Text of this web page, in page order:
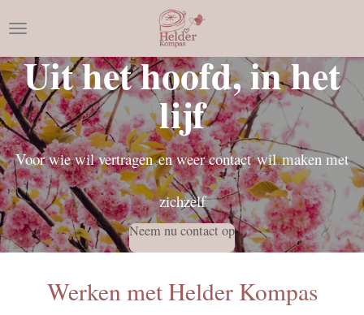
direct
naar
de
hoofdinhoud
Uit het hoofd, in het
lijf
Voor wie wil vertragen en weer contact wil maken met
zichzelf
Neem nu contact op
Werken met Helder Kompas